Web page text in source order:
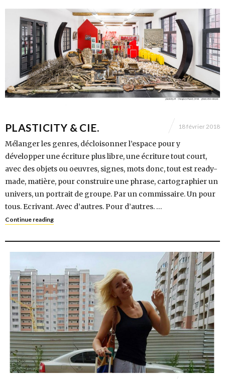
PLASTICITY & CIE. 18 février 2018
Mélanger les genres, décloisonner l’espace pour y
développer une écriture plus libre, une écriture tout court,
avec des objets ou oeuvres, signes, mots donc, tout est ready-
made, matière, pour construire une phrase, cartographier un
univers, un portrait de groupe. Par un commissaire. Un pour
tous. Ecrivant. Avec d’autres. Pour d’autres. …
Continue reading